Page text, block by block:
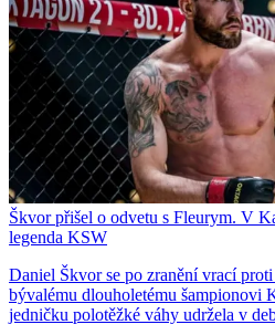
Škvor přišel o odvetu s Fleurym. V
legenda KSW
Daniel Škvor se po zranění vrací
bývalému dlouholetému šampionovi
jedničku polotěžké váhy udržela v